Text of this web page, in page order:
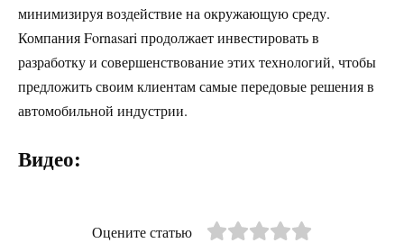
минимизируя воздействие на окружающую среду.
Компания Fornasari продолжает инвестировать в
разработку и совершенствование этих технологий, чтобы
предложить своим клиентам самые передовые решения в
автомобильной индустрии.
Видео:
Оцените статью